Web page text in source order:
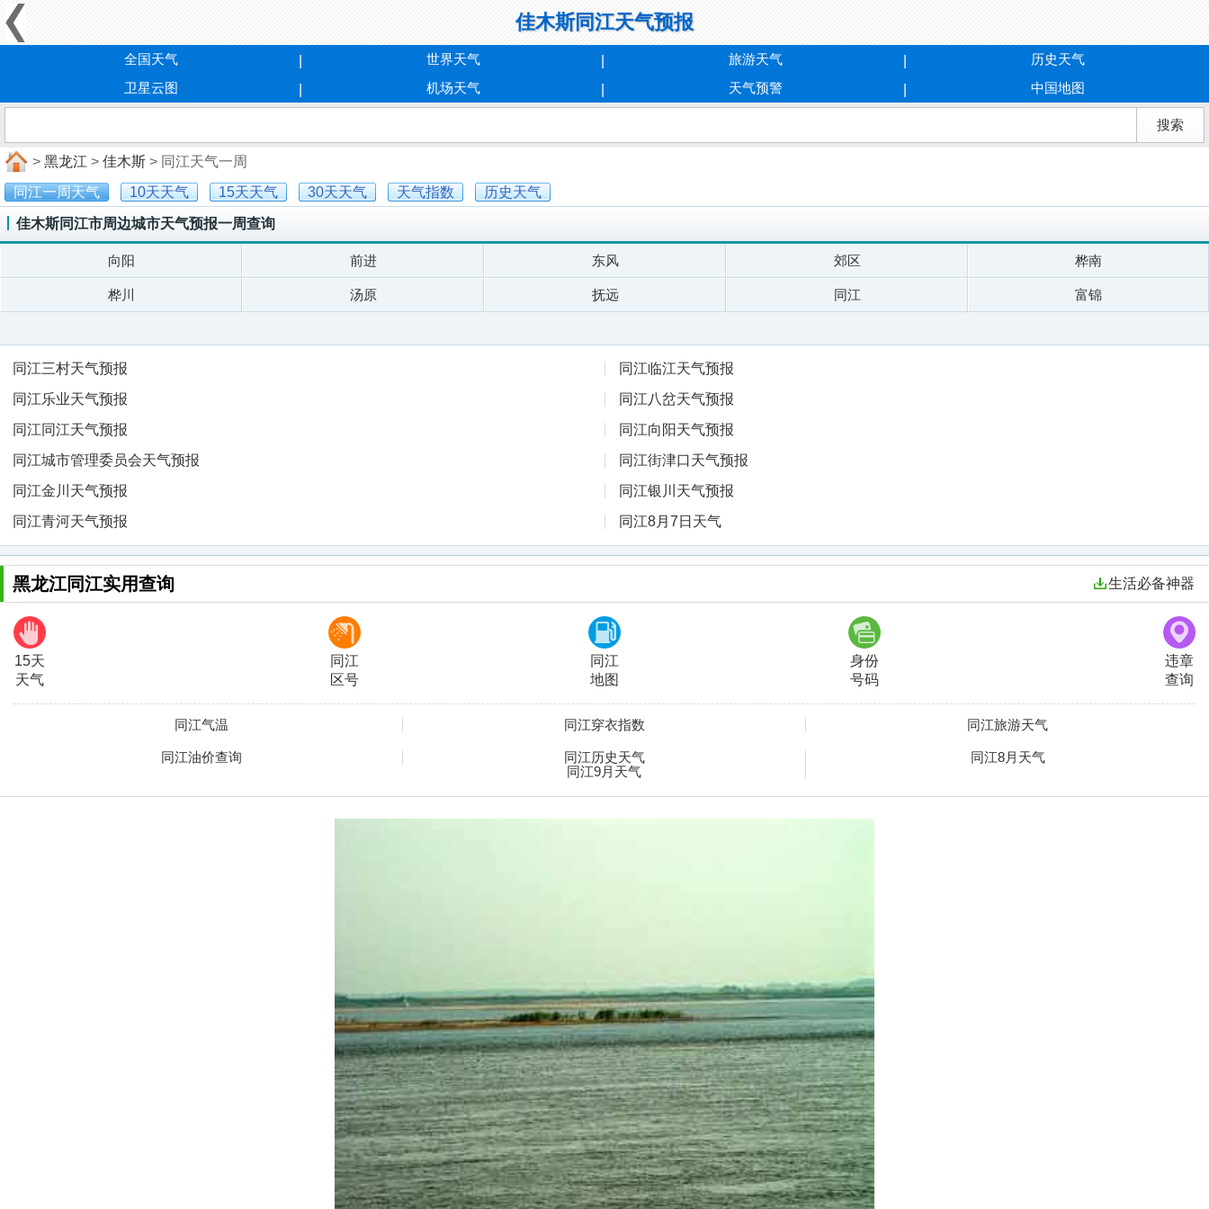
佳木斯同江天气预报
全国天气 世界天气 旅游天气
历史天气
卫星云图
机场天气 天气预警 中国地图
> 黑龙江 > 佳木斯 > 同江天气一周
同江一周天气
10天天气 15天天气 30天天气 天气指数 历史天气
佳木斯同江市周边城市天气预报一周查询
向阳 前进 东风 郊区 桦南
桦川 汤原 抚远 同江 富锦
同江三村天气预报
同江临江天气预报
同江乐业天气预报
同江八岔天气预报
同江同江天气预报
同江向阳天气预报
同江城市管理委员会天气预报
同江街津口天气预报
同江金川天气预报
同江银川天气预报
同江青河天气预报
同江8月7日天气
黑龙江同江实用查询 生活必备神器
15天
天气
同江
区号
同江
地图
身份
号码
违章
查询
同江气温 同江穿衣指数 同江旅游天气
同江油价查询 同江历史天气
同江8月天气
同江9月天气